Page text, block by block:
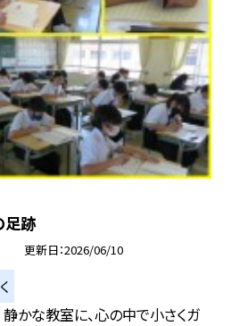
足跡
更新日 2026/06/10
静かな教室に、心の中で小さくガ